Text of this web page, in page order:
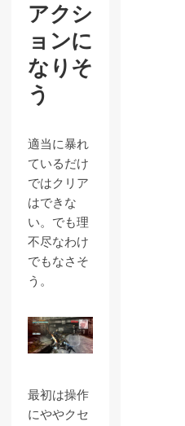
アクシ
ョンに
なりそ
う
適当に暴れ
ているだけ
ではクリア
はできな
い。でも理
不尽なわけ
でもなさそ
う。
最初は操作
にややクセ